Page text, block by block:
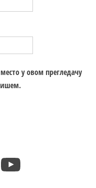
у овом прегледачу
YouTube